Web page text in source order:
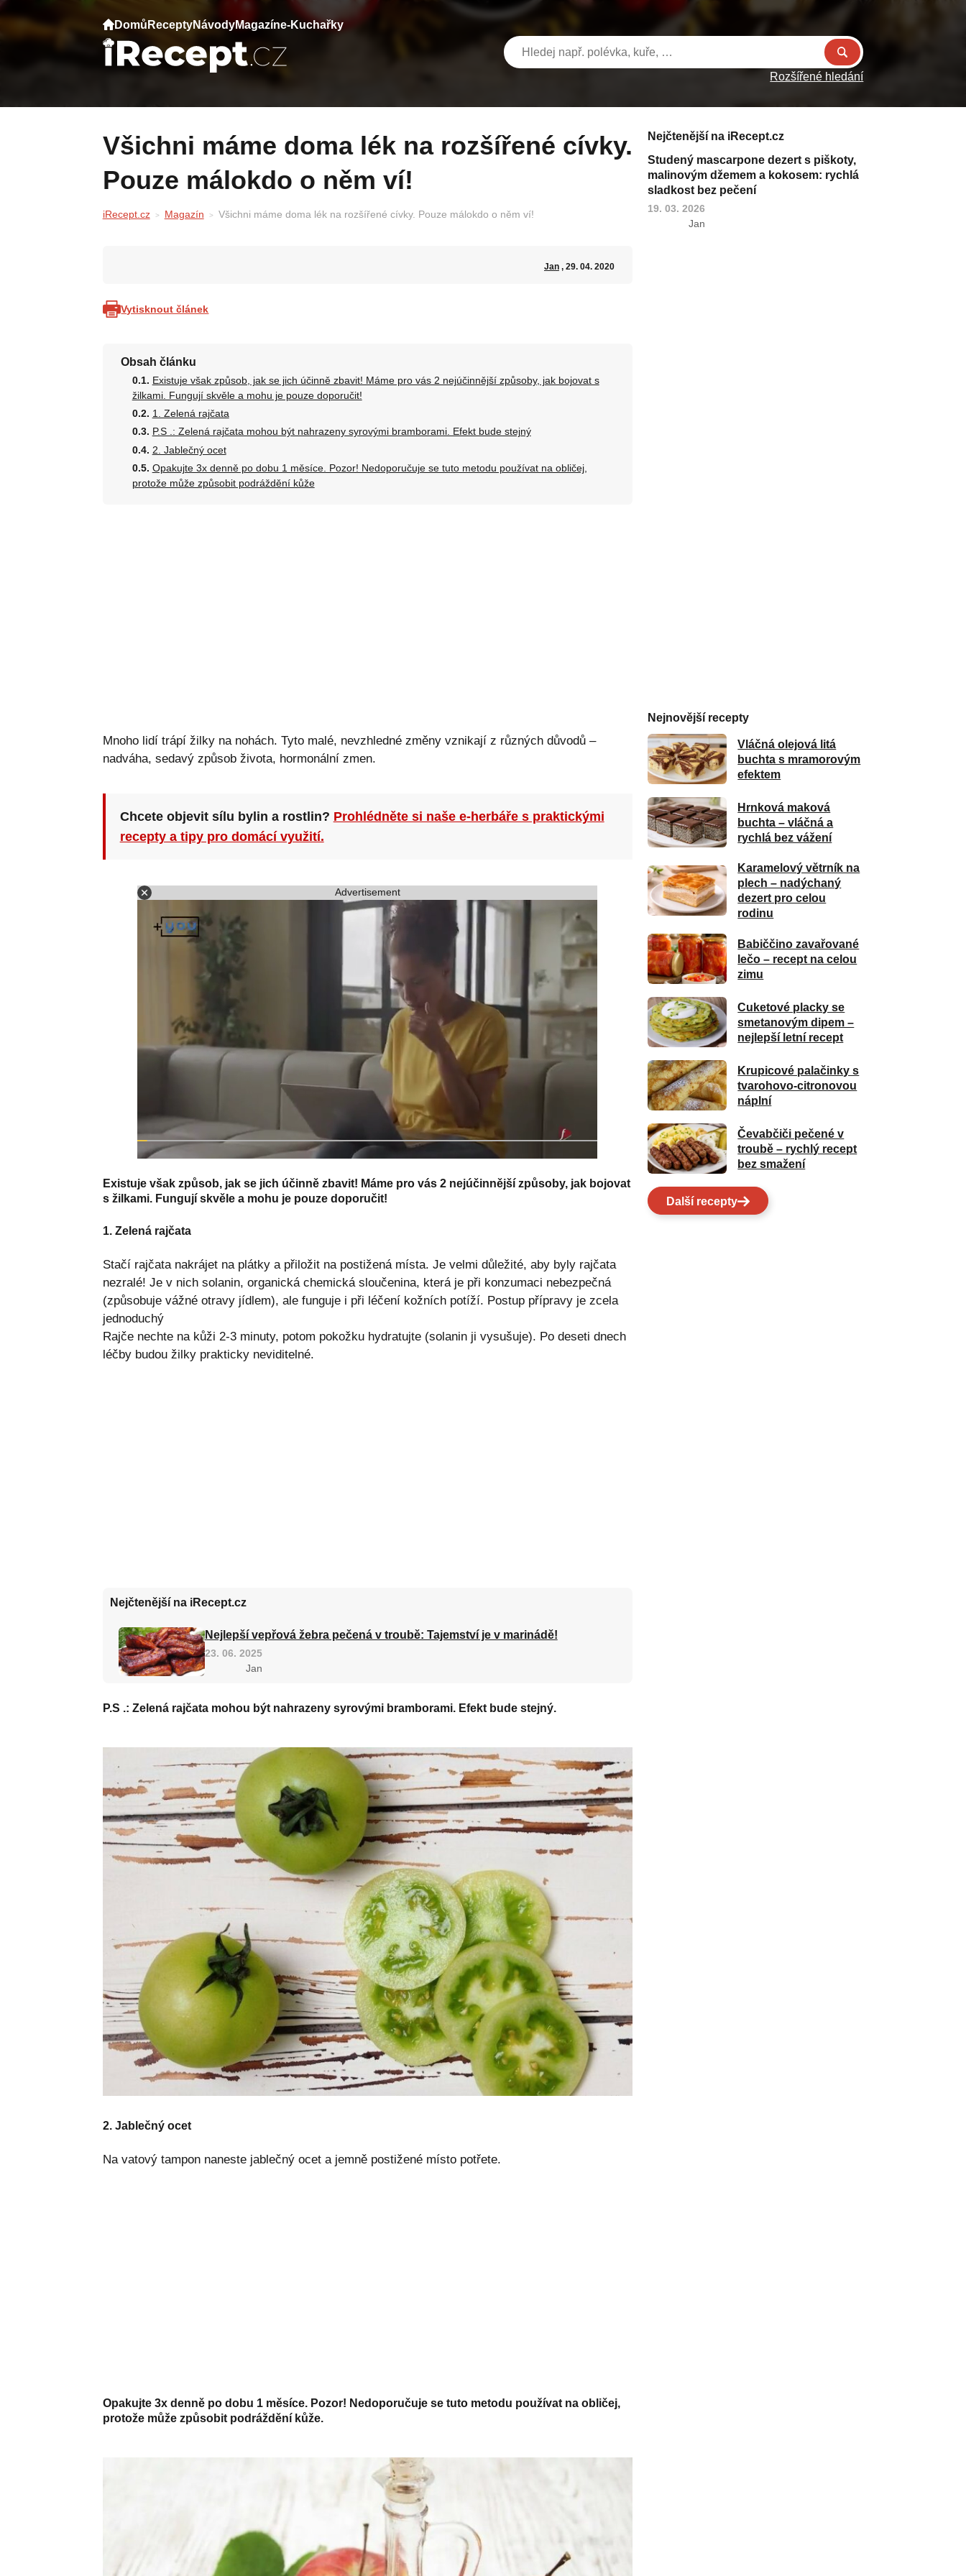
Domů ReceptyNávodyMagazíne-Kuchařky
Rozšířené hledání
Všichni máme doma lék na rozšířené cívky.
Pouze málokdo o něm ví!
iRecept.cz Magazín Všichni máme doma lék na rozšířené cívky. Pouze málokdo o něm ví!
Jan, 29. 04. 2020
Vytisknout článek
Obsah článku
Existuje však způsob, jak se jich účinně zbavit! Máme pro vás 2 nejúčinnější způsoby, jak bojovat s
žilkami. Fungují skvěle a mohu je pouze doporučit!
1. Zelená rajčata
P.S .: Zelená rajčata mohou být nahrazeny syrovými bramborami. Efekt bude stejný
2. Jablečný ocet
Opakujte 3x denně po dobu 1 měsíce. Pozor! Nedoporučuje se tuto metodu používat na obličej,
protože může způsobit podráždění kůže
Mnoho lidí trápí žilky na nohách. Tyto malé, nevzhledné změny vznikají z různých důvodů –
nadváha, sedavý způsob života, hormonální zmen.
Chcete objevit sílu bylin a rostlin? Prohlédněte si naše e-herbáře s praktickými
recepty a tipy pro domácí využití.
Advertisement
Existuje však způsob, jak se jich účinně zbavit! Máme pro vás 2 nejúčinnější způsoby, jak bojovat
s žilkami. Fungují skvěle a mohu je pouze doporučit!
1. Zelená rajčata
Stačí rajčata nakrájet na plátky a přiložit na postižená místa. Je velmi důležité, aby byly rajčata
nezralé! Je v nich solanin, organická chemická sloučenina, která je při konzumaci nebezpečná
(způsobuje vážné otravy jídlem), ale funguje i při léčení kožních potíží. Postup přípravy je zcela
jednoduchý
Rajče nechte na kůži 2-3 minuty, potom pokožku hydratujte (solanin ji vysušuje). Po deseti dnech
léčby budou žilky prakticky neviditelné.
Nejčtenější na iRecept.cz
Nejlepší vepřová žebra pečená v troubě: Tajemství je v marinádě!
23. 06. 2025
Jan
P.S .: Zelená rajčata mohou být nahrazeny syrovými bramborami. Efekt bude stejný.
2. Jablečný ocet
Na vatový tampon naneste jablečný ocet a jemně postižené místo potřete.
Opakujte 3x denně po dobu 1 měsíce. Pozor! Nedoporučuje se tuto metodu používat na obličej,
protože může způsobit podráždění kůže.
Nejčtenější na iRecept.cz
Studený mascarpone dezert s piškoty,
malinovým džemem a kokosem: rychlá
sladkost bez pečení
19. 03. 2026
Jan
Nejnovější recepty
Vláčná olejová litá
buchta s mramorovým
efektem
Hrnková maková
buchta – vláčná a
rychlá bez vážení
Karamelový větrník na
plech – nadýchaný
dezert pro celou
rodinu
Babiččino zavařované
lečo – recept na celou
zimu
Cuketové placky se
smetanovým dipem –
nejlepší letní recept
Krupicové palačinky s
tvarohovo-citronovou
náplní
Čevabčiči pečené v
troubě – rychlý recept
bez smažení
Další recepty